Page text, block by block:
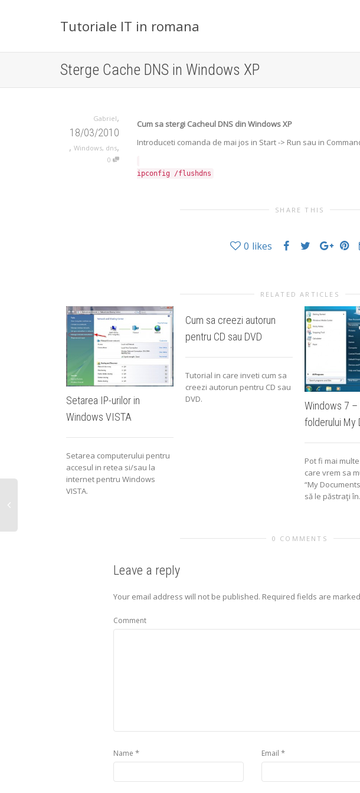
Tutoriale IT in romana
Sterge Cache DNS in Windows XP
Gabriel,
18/03/2010
, Windows, dns,
0
Cum sa stergi Cacheul DNS din Windows XP
Introduceti comanda de mai jos in Start -> Run sau in
ipconfig /flushdns
SHARE THIS
0 likes
RELATED ARTICLES
Setarea IP-urilor in
Windows VISTA
Setarea computerului pentru
accesul in retea si/sau la
internet pentru Windows
VISTA.
Cum sa creezi autorun
pentru CD sau DVD
Tutorial in care inveti cum sa
creezi autorun pentru CD sau
DVD.
Windows 7 –
folderului My
Pot fi mai
care vrem sa
“My
să le păstraţi
0 COMMENTS
Leave a reply
Your email address will not be published. Required fields are marked
Comment
Name * Email *